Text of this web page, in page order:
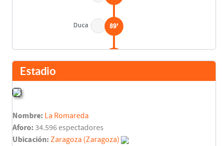
Duca 89'
Estadio
Nombre: La Romareda
Aforo: 34.596 espectadores
Ubicación: Zaragoza (Zaragoza)